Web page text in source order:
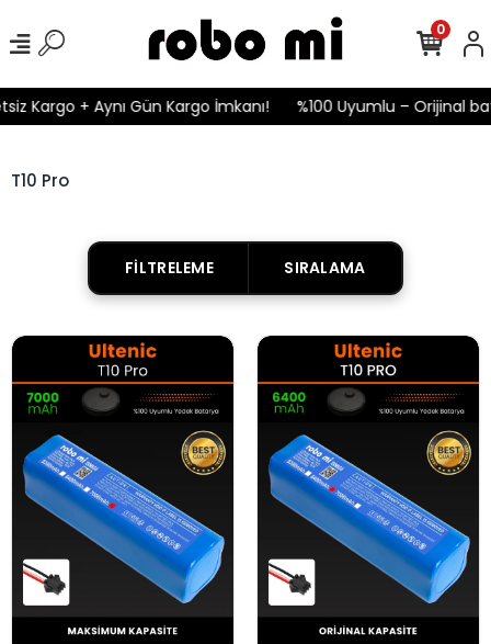
Kargo + Aynı Gün Kargo İmkanı! %100 Uyumlu – Orijinal
0
T10 Pro
FILTRELEME SIRALAMA